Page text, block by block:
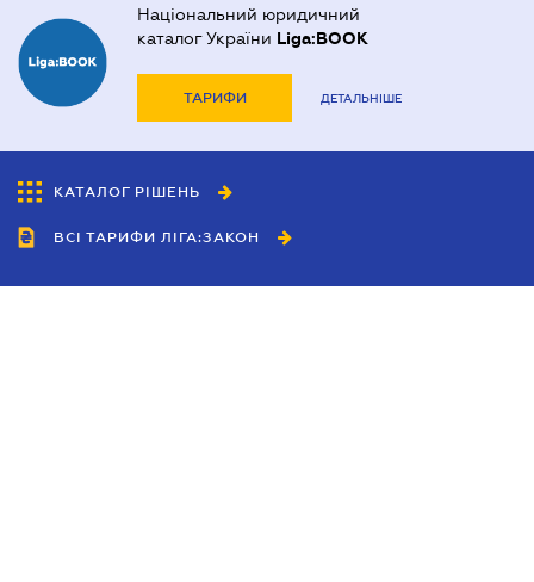
Національний юридичний
каталог України Liga:BOOK
ТАРИФИ ДЕТАЛЬНІШЕ
КАТАЛОГ РІШЕНЬ
ВСІ ТАРИФИ ЛІГА:ЗАКОН